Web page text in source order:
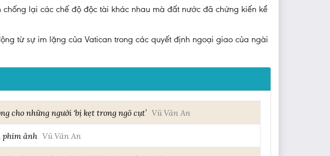
lại các chế độ độc tài khác nhau mà đất nước đã chứng kiến kể
từ sự im lặng của Vatican trong các quyết định ngoại giao của ngài
cho những người ‘bị kẹt trong ngõ cụt’ Vũ Văn An
phim ảnh Vũ Văn An